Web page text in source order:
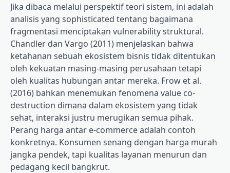
Jika dibaca melalui perspektif teori sistem, ini adalah
analisis yang sophisticated tentang bagaimana
fragmentasi menciptakan vulnerability struktural.
Chandler dan Vargo (2011) menjelaskan bahwa
ketahanan sebuah ekosistem bisnis tidak ditentukan
oleh kekuatan masing-masing perusahaan tetapi
oleh kualitas hubungan antar mereka. Frow et al.
(2016) bahkan menemukan fenomena value co-
destruction dimana dalam ekosistem yang tidak
sehat, interaksi justru merugikan semua pihak.
Perang harga antar e-commerce adalah contoh
konkretnya. Konsumen senang dengan harga murah
jangka pendek, tapi kualitas layanan menurun dan
pedagang kecil bangkrut.